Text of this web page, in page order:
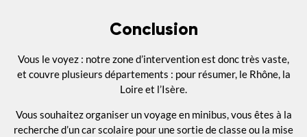
Conclusion
Vous le voyez : notre zone d’intervention est donc très vaste,
et couvre plusieurs départements : pour résumer, le Rhône, la
Loire et l’Isère.
Vous souhaitez organiser un voyage en minibus, vous êtes à la
recherche d’un car scolaire pour une sortie de classe ou la mise